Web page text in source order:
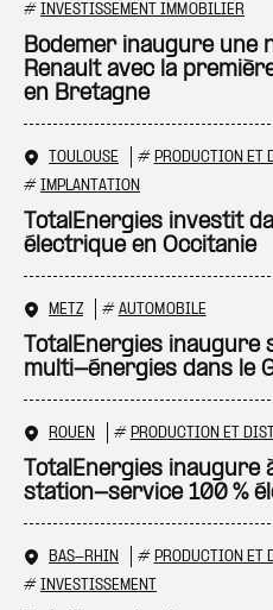
# INVESTISSEMENT IMMOBILIER
Bodemer inaugure une
Renault avec la
en Bretagne
TOULOUSE # PRODUCTION ET
# IMPLANTATION
TotalEnergies investit
électrique en Occitanie
METZ # AUTOMOBILE
TotalEnergies
multi-énergies dans le
ROUEN # PRODUCTION ET
TotalEnergies inaugure
station-service 100 %
BAS-RHIN # PRODUCTION ET
# INVESTISSEMENT